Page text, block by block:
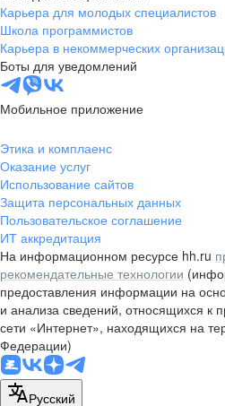
Карьера для молодых специалистов
Школа программистов
Карьера в некоммерческих
Боты для уведомлений
Мобильное приложение
Этика и комплаенс
Оказание услуг
Использование сайтов
Защита персональных данных
Пользовательское соглашение
ИТ аккредитация
На информационном ресурсе hh.ru
рекомендательные технологии
предоставления информации на
и анализа сведений, относящихся к
сети «Интернет», находящихся на
Федерации)
Русский